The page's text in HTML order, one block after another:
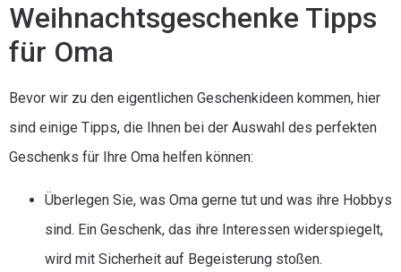
Weihnachtsgeschenke Tipps
für Oma
Bevor wir zu den eigentlichen Geschenkideen kommen, hier
sind einige Tipps, die Ihnen bei der Auswahl des perfekten
Geschenks für Ihre Oma helfen können:
Überlegen Sie, was Oma gerne tut und was ihre Hobbys
sind. Ein Geschenk, das ihre Interessen widerspiegelt,
wird mit Sicherheit auf Begeisterung stoßen.